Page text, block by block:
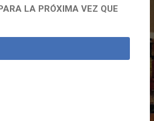
LA PRÓXIMA VEZ QUE